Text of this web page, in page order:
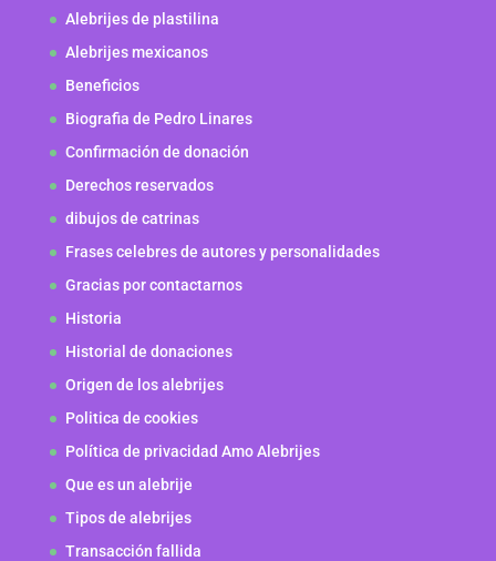
Alebrijes de plastilina
Alebrijes mexicanos
Beneficios
Biografia de Pedro Linares
Confirmación de donación
Derechos reservados
dibujos de catrinas
Frases celebres de autores y personalidades
Gracias por contactarnos
Historia
Historial de donaciones
Origen de los alebrijes
Politica de cookies
Política de privacidad Amo Alebrijes
Que es un alebrije
Tipos de alebrijes
Transacción fallida